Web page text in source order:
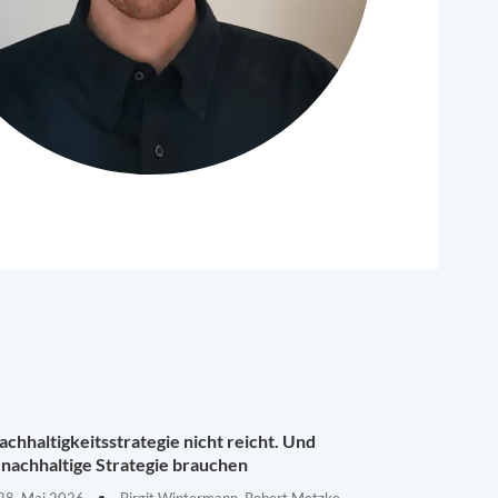
nicht reicht. Und
Strategie brauchen